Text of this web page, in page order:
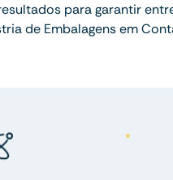
para garantir
de Embalagens em